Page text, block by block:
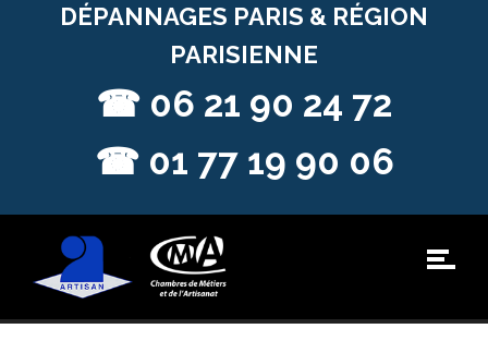
DÉPANNAGES PARIS & RÉGION
PARISIENNE
☎ 06 21 90 24 72
☎ 01 77 19 90 06